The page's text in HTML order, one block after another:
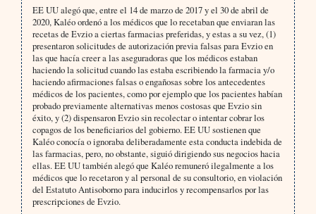
EE UU alegó que, entre el 14 de marzo de 2017 y el 30 de abril de
2020, Kaléo ordenó a los médicos que lo recetaban que enviaran las
recetas de Evzio a ciertas farmacias preferidas, y estas a su vez, (1)
presentaron solicitudes de autorización previa falsas para Evzio en
las que hacía creer a las aseguradoras que los médicos estaban
haciendo la solicitud cuando las estaba escribiendo la farmacia y/o
haciendo afirmaciones falsas o engañosas sobre los antecedentes
médicos de los pacientes, como por ejemplo que los pacientes habían
probado previamente alternativas menos costosas que Evzio sin
éxito, y (2) dispensaron Evzio sin recolectar o intentar cobrar los
copagos de los beneficiarios del gobierno. EE UU sostienen que
Kaléo conocía o ignoraba deliberadamente esta conducta indebida de
las farmacias, pero, no obstante, siguió dirigiendo sus negocios hacia
ellas. EE UU también alegó que Kaléo remuneró ilegalmente a los
médicos que lo recetaron y al personal de su consultorio, en violación
del Estatuto Antisoborno para inducirlos y recompensarlos por las
prescripciones de Evzio.